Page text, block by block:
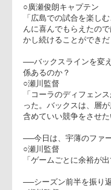
「広島での東芝のト
でのゲームは、初め
が、たくさんのファ
ついては、スタンデ
ビーでボールを動か
りきろうとしたが、
した場面があったの
ている。ただ、詰め
たので、今後の1ケ
い」
○廣瀬俊朗キャプテン
んに喜んでもらえた